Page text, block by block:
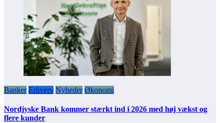
Banker Erhverv Nyheder Økonomi
Nordjyske Bank kommer stærkt ind i 2026 med høj vækst og
flere kunder